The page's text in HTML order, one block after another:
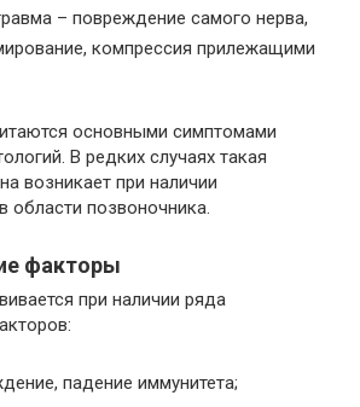
– повреждение самого нерва,
компрессия прилежащими
основными симптомами
В редких случаях такая
возникает при наличии
области позвоночника.
факторы
при наличии ряда
падение иммунитета;